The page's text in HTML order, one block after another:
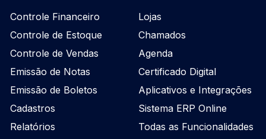
Controle Financeiro
Controle de Estoque
Controle de Vendas
Emissão de Notas
Emissão de Boletos
Cadastros
Relatórios
Lojas
Chamados
Agenda
Certificado Digital
Aplicativos e Integrações
Sistema ERP Online
Todas as Funcionalidades